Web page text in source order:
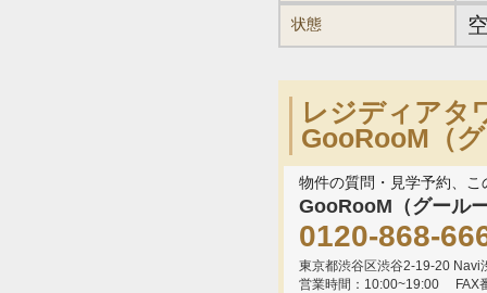
状態
レジディアタ
GooRooM（
物件の質問・見学予約、
GooRooM（グール
0120-868-
東京都渋谷区渋谷2-19-20 Navi
営業時間：10:00~19:00
FAX